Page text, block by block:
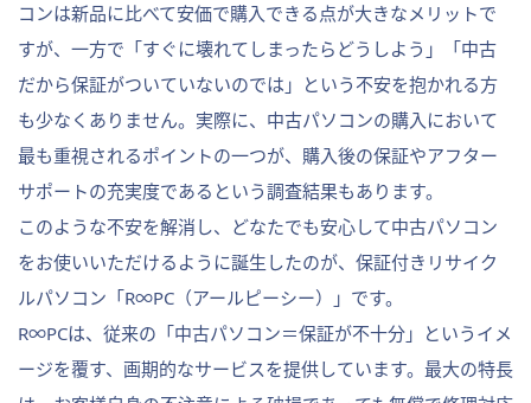
コンは新品に比べて安価で購入できる点が大きなメリットで
すが、一方で「すぐに壊れてしまったらどうしよう」「中古
だから保証がついていないのでは」という不安を抱かれる方
も少なくありません。実際に、中古パソコンの購入において
最も重視されるポイントの一つが、購入後の保証やアフター
サポートの充実度であるという調査結果もあります。
このような不安を解消し、どなたでも安心して中古パソコン
をお使いいただけるように誕生したのが、保証付きリサイク
ルパソコン「R∞PC（アールピーシー）」です。
R∞PCは、従来の「中古パソコン＝保証が不十分」というイメ
ージを覆す、画期的なサービスを提供しています。最大の特長